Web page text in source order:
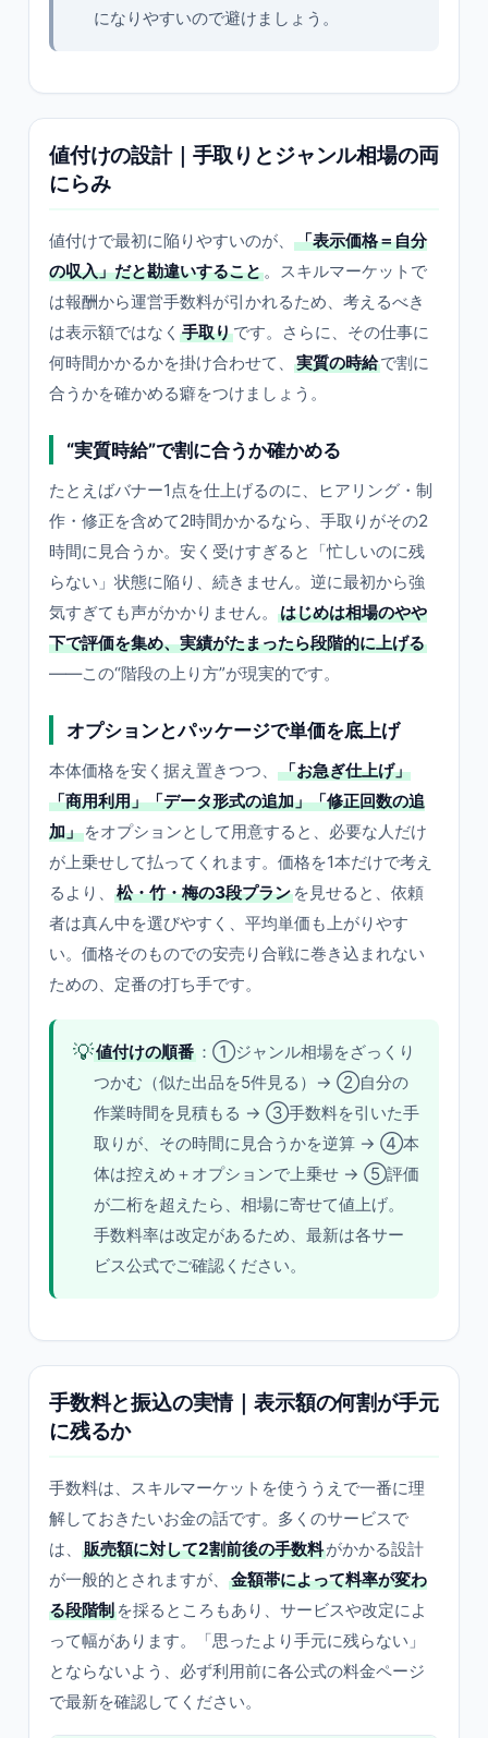
になりやすいので避けましょう。
値付けの設計｜手取りとジャンル相場の両
にらみ
値付けで最初に陥りやすいのが、
「表示価格＝自分
の収入」だと勘違いすること。スキルマーケットで
は報酬から運営手数料が引かれるため、考えるべき
は表示額ではなく 手取りです。さらに、その仕事に
何時間かかるかを掛け合わせて、
実質の時給で割に
合うかを確かめる癖をつけましょう。
“実質時給”で割に合うか確かめる
たとえばバナー1点を仕上げるのに、ヒアリング・制
作・修正を含めて2時間かかるなら、手取りがその2
時間に見合うか。安く受けすぎると「忙しいのに残
らない」状態に陥り、続きません。逆に最初から強
気すぎても声がかかりません。
はじめは相場のやや
下で評価を集め、実績がたまったら段階的に上げる
——この“階段の上り方”が現実的です。
オプションとパッケージで単価を底上げ
本体価格を安く据え置きつつ、
「お急ぎ仕上げ」
「商用利用」「データ形式の追加」「修正回数の追
加」 をオプションとして用意すると、必要な人だけ
が上乗せして払ってくれます。価格を1本だけで考え
るより、
松・竹・梅の3段プラン を見せると、依頼
者は真ん中を選びやすく、平均単価も上がりやす
い。価格そのものでの安売り合戦に巻き込まれない
ための、定番の打ち手です。
💡値付けの順番 ：①ジャンル相場をざっくり
つかむ（似た出品を5件見る）→ ②自分の
作業時間を見積もる → ③手数料を引いた手
取りが、その時間に見合うかを逆算 → ④本
体は控えめ＋オプションで上乗せ → ⑤評価
が二桁を超えたら、相場に寄せて値上げ。
手数料率は改定があるため、最新は各サー
ビス公式でご確認ください。
手数料と振込の実情｜表示額の何割が手元
に残るか
手数料は、スキルマーケットを使ううえで一番に理
解しておきたいお金の話です。多くのサービスで
は、
販売額に対して2割前後の手数料がかかる設計
が一般的とされますが、
金額帯によって料率が変わ
る段階制 を採るところもあり、サービスや改定によ
って幅があります。「思ったより手元に残らない」
とならないよう、必ず利用前に各公式の料金ページ
で最新を確認してください。